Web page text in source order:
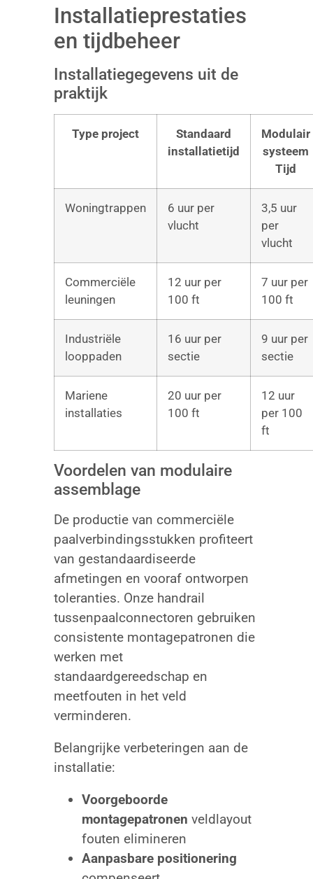
Installatieprestaties
en tijdbeheer
Installatiegegevens uit de
praktijk
Type project
Standaard
installatietijd
Modulair
systeem
Tijd
Woningtrappen
6 uur per
vlucht
3,5 uur
per
vlucht
Commerciële
leuningen
12 uur per
100 ft
7 uur per
100 ft
Industriële
looppaden
16 uur per
sectie
9 uur per
sectie
Mariene
installaties
20 uur per
100 ft
12 uur
per 100
ft
Voordelen van modulaire
assemblage
De productie van commerciële
paalverbindingsstukken profiteert
van gestandaardiseerde
afmetingen en vooraf ontworpen
toleranties. Onze handrail
tussenpaalconnectoren gebruiken
consistente montagepatronen die
werken met
standaardgereedschap en
meetfouten in het veld
verminderen.
Belangrijke verbeteringen aan de
installatie:
Voorgeboorde
montagepatronen veldlayout
fouten elimineren
Aanpasbare positionering